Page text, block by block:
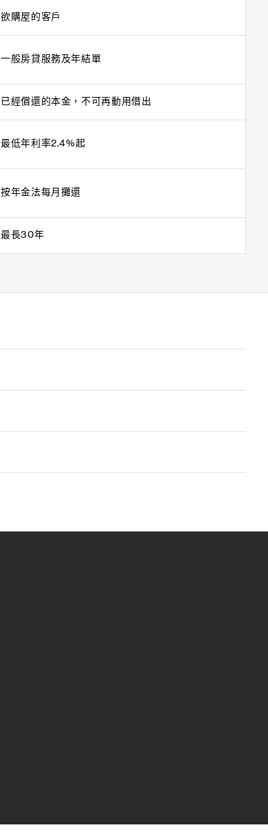
欲購屋的客戶
一般房貸服務及年結單
已經償還的本金，不可再動用借出
最低年利率2.4%起
按年金法每月攤還
最長30年